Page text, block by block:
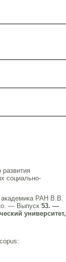
социально-
академика РАН В.В.
— Выпуск 53. —
университет,